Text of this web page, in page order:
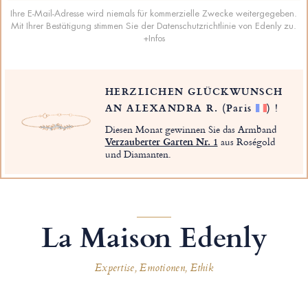
Ihre E-Mail-Adresse wird niemals für kommerzielle Zwecke weitergegeben.
Mit Ihrer Bestätigung stimmen Sie der Datenschutzrichtlinie von Edenly zu.
+Infos
HERZLICHEN GLÜCKWUNSCH
AN ALEXANDRA R. (Paris ) !
Diesen Monat gewinnen Sie das Armband
Verzauberter Garten Nr. 1 aus Roségold
und Diamanten.
La Maison Edenly
Expertise, Emotionen, Ethik